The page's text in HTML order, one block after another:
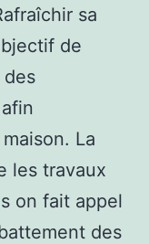
sa
de
des
La
les travaux
on fait appel
des